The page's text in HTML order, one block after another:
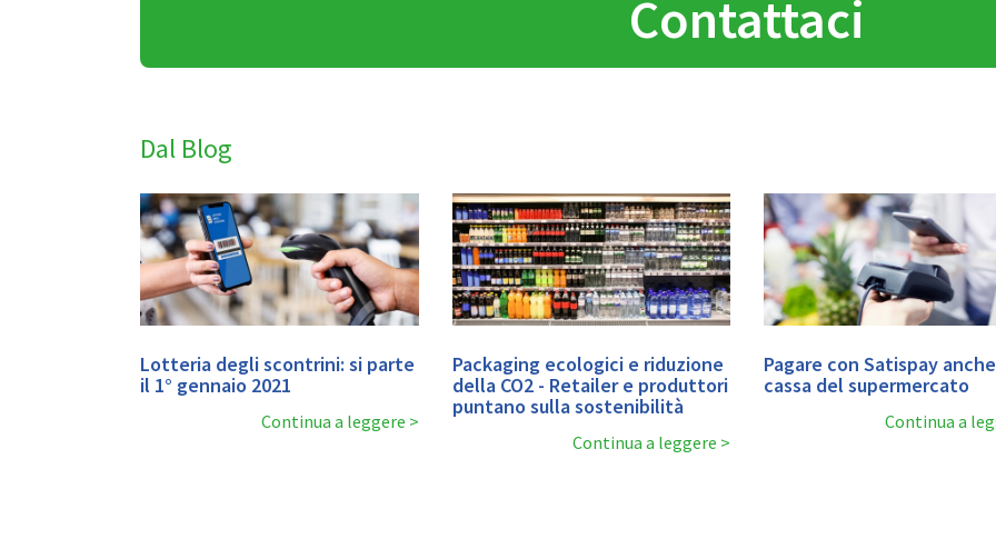
Contattaci
Dal Blog
Lotteria degli scontrini: si parte
il 1° gennaio 2021
Continua a leggere
Packaging ecologici e riduzione
della CO2 - Retailer e produttori
puntano sulla sostenibilità
Continua a leggere
Pagare con Satispay
cassa del supermercato
Continua a